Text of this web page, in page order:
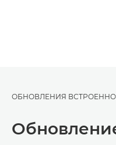
ОБНОВЛЕНИЯ